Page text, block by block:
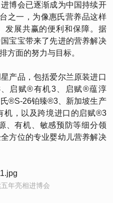
博会已逐渐成为中国持续开
之一，为像惠氏营养品这样
发展共赢的便利和保障。据
宝宝带来了先进的营养解决
方面的努力与目标。
产品，包括爱尔兰原装进口
启赋®有机3、启赋®蕴淳
®S-26铂臻®3、新加坡生产
机，以及跨境进口的启赋®3
、有机、敏感预防等细分领
方位的专业婴幼儿营养解决
年亮相进博会